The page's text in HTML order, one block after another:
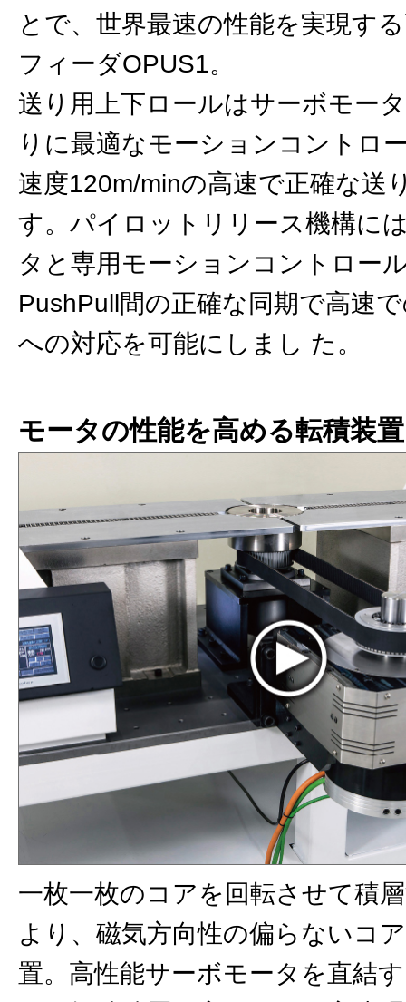
とで、世界最速の性能を実現す
フィーダOPUS1。
送り⽤上下ロールはサーボモー
りに最適なモーションコントロ
速度120m/minの⾼速で正確な送
す。パイロットリリース機構に
タと専⽤モーションコントロー
PushPull間の正確な同期で⾼速
への対応を可能にしまし た。
モータの性能を⾼める転積装置
⼀枚⼀枚のコアを回転させて積
より、磁気⽅向性の偏らないコ
置。⾼性能サーボモータを直結